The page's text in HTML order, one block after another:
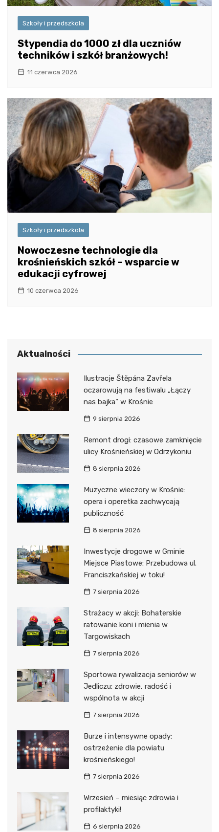
Szkoły i przedszkola
Stypendia do 1000 zł dla uczniów
techników i szkół branżowych!
11 czerwca 2026
Szkoły i przedszkola
Nowoczesne technologie dla
krośnieńskich szkół – wsparcie w
edukacji cyfrowej
10 czerwca 2026
Aktualności
Ilustracje Štěpána Zavřela
oczarowują na festiwalu „Łączy
nas bajka” w Krośnie
9 sierpnia 2026
Remont drogi: czasowe zamknięcie
ulicy Krośnieńskiej w Odrzykoniu
8 sierpnia 2026
Muzyczne wieczory w Krośnie:
opera i operetka zachwycają
publiczność
8 sierpnia 2026
Inwestycje drogowe w Gminie
Miejsce Piastowe: Przebudowa ul.
Franciszkańskiej w toku!
7 sierpnia 2026
Strażacy w akcji: Bohaterskie
ratowanie koni i mienia w
Targowiskach
7 sierpnia 2026
Sportowa rywalizacja seniorów w
Jedliczu: zdrowie, radość i
wspólnota w akcji
7 sierpnia 2026
Burze i intensywne opady:
ostrzeżenie dla powiatu
krośnieńskiego!
7 sierpnia 2026
Wrzesień – miesiąc zdrowia i
profilaktyki!
6 sierpnia 2026